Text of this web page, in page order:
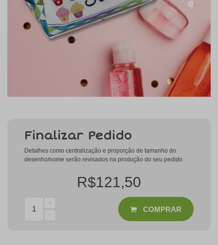
Finalizar Pedido
Detalhes como centralização e proporção de tamanho do
desenho/nome serão revisados na produção do seu pedido
R$121,50
COMPRAR